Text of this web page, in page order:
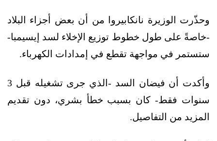
وحذّرت الوزيرة نانكابيروا من أن بعض أجزاء البلاد
-خاصةً على طول خطوط توزيع الإخلاء لسد إيسيمبا-
ستستمر في مواجهة تقطع في إمدادات الكهرباء.
وأكدت أن فيضان السد -الذي جرى تشغيله قبل 3
سنوات فقط- كان بسبب خطأ بشري، دون تقديم
المزيد من التفاصيل.